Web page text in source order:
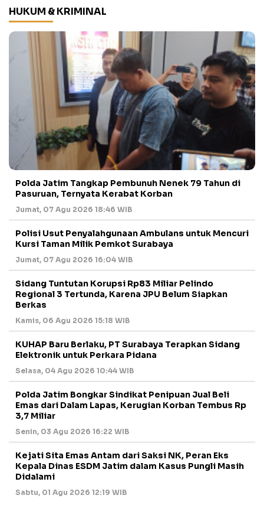
HUKUM & KRIMINAL
Polda Jatim Tangkap Pembunuh Nenek 79 Tahun di
Pasuruan, Ternyata Kerabat Korban
Jumat, 07 Agu 2026 18:46 WIB
Polisi Usut Penyalahgunaan Ambulans untuk Mencuri
Kursi Taman Milik Pemkot Surabaya
Jumat, 07 Agu 2026 16:04 WIB
Sidang Tuntutan Korupsi Rp83 Miliar Pelindo
Regional 3 Tertunda, Karena JPU Belum Siapkan
Berkas
Kamis, 06 Agu 2026 15:18 WIB
KUHAP Baru Berlaku, PT Surabaya Terapkan Sidang
Elektronik untuk Perkara Pidana
Selasa, 04 Agu 2026 10:44 WIB
Polda Jatim Bongkar Sindikat Penipuan Jual Beli
Emas dari Dalam Lapas, Kerugian Korban Tembus Rp
3,7 Miliar
Senin, 03 Agu 2026 16:22 WIB
Kejati Sita Emas Antam dari Saksi NK, Peran Eks
Kepala Dinas ESDM Jatim dalam Kasus Pungli Masih
Didalami
Sabtu, 01 Agu 2026 12:19 WIB